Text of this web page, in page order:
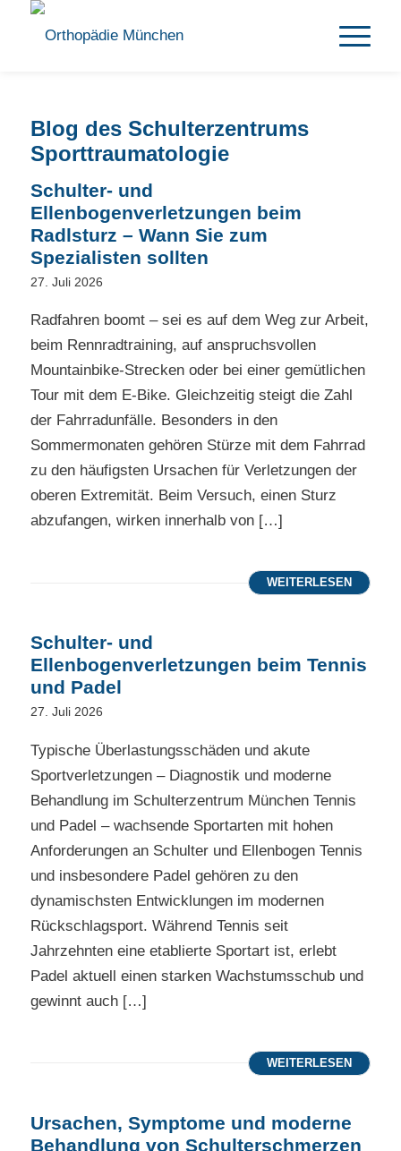
Blog des Schulterzentrums
Sporttraumatologie
Schulter- und
Ellenbogenverletzungen beim
Radlsturz – Wann Sie zum
Spezialisten sollten
27. Juli 2026
Radfahren boomt – sei es auf dem Weg zur Arbeit,
beim Rennradtraining, auf anspruchsvollen
Mountainbike-Strecken oder bei einer gemütlichen
Tour mit dem E-Bike. Gleichzeitig steigt die Zahl
der Fahrradunfälle. Besonders in den
Sommermonaten gehören Stürze mit dem Fahrrad
zu den häufigsten Ursachen für Verletzungen der
oberen Extremität. Beim Versuch, einen Sturz
abzufangen, wirken innerhalb von […]
WEITERLESEN
Schulter- und
Ellenbogenverletzungen beim Tennis
und Padel
27. Juli 2026
Typische Überlastungsschäden und akute
Sportverletzungen – Diagnostik und moderne
Behandlung im Schulterzentrum München Tennis
und Padel – wachsende Sportarten mit hohen
Anforderungen an Schulter und Ellenbogen Tennis
und insbesondere Padel gehören zu den
dynamischsten Entwicklungen im modernen
Rückschlagsport. Während Tennis seit
Jahrzehnten eine etablierte Sportart ist, erlebt
Padel aktuell einen starken Wachstumsschub und
gewinnt auch […]
WEITERLESEN
Ursachen, Symptome und moderne
Behandlung von Schulterschmerzen